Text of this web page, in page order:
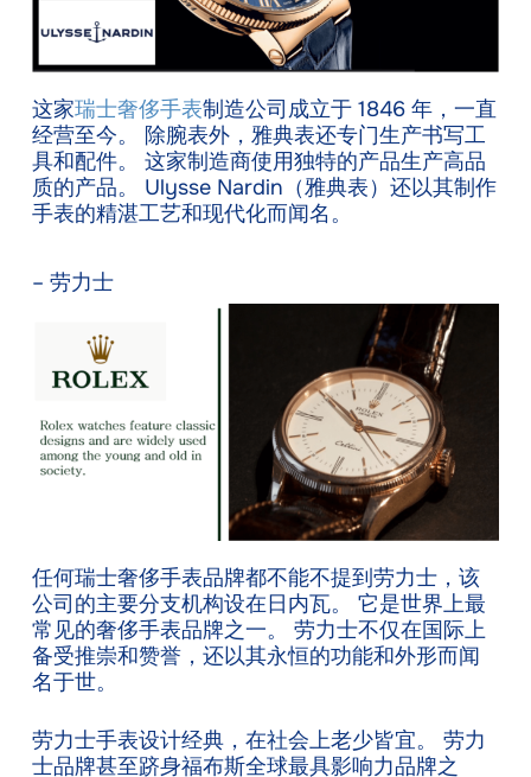
这家瑞士奢侈手表制造公司成立于 1846 年，一直
经营至今。 除腕表外，雅典表还专门生产书写工
具和配件。 这家制造商使用独特的产品生产高品
质的产品。 Ulysse Nardin（雅典表）还以其制作
手表的精湛工艺和现代化而闻名。
– 劳力士
任何瑞士奢侈手表品牌都不能不提到劳力士，该
公司的主要分支机构设在日内瓦。 它是世界上最
常见的奢侈手表品牌之一。 劳力士不仅在国际上
备受推崇和赞誉，还以其永恒的功能和外形而闻
名于世。
劳力士手表设计经典，在社会上老少皆宜。 劳力
士品牌甚至跻身福布斯全球最具影响力品牌之